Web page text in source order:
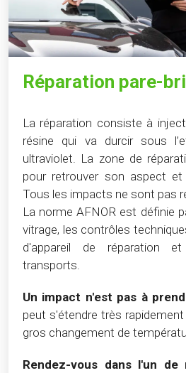
Réparation pare-
La réparation consiste à
résine qui va durcir sous
ultraviolet. La zone de
pour retrouver son aspect et
Tous les impacts ne sont pas
La norme AFNOR est définie
vitrage, les contrôles
d'appareil de réparation
transports.
Un impact n'est pas à
peut s'étendre très
gros changement de
Rendez-vous dans l'un de